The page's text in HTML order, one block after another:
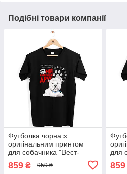
Подібні товари компанії
Футболка чорна з
оригінальним принтом
для собачника "Вест-
хайленд-уайт-терьер Мій
найкращий друг" Push IT
859 ₴ 959 ₴
для
Мій
IT
859